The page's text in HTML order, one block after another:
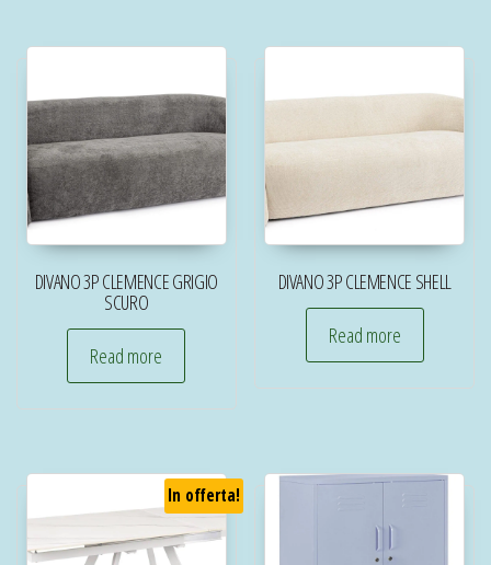
DIVANO 3P CLEMENCE GRIGIO
SCURO
Read more
DIVANO 3P CLEMENCE SHELL
Read more
In offerta!